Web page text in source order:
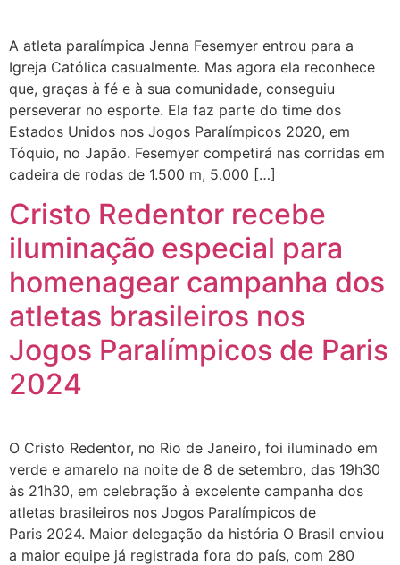
A atleta paralímpica Jenna Fesemyer entrou para a
Igreja Católica casualmente. Mas agora ela reconhece
que, graças à fé e à sua comunidade, conseguiu
perseverar no esporte. Ela faz parte do time dos
Estados Unidos nos Jogos Paralímpicos 2020, em
Tóquio, no Japão. Fesemyer competirá nas corridas em
cadeira de rodas de 1.500 m, 5.000 […]
Cristo Redentor recebe
iluminação especial para
homenagear campanha dos
atletas brasileiros nos
Jogos Paralímpicos de Paris
2024
O Cristo Redentor, no Rio de Janeiro, foi iluminado em
verde e amarelo na noite de 8 de setembro, das 19h30
às 21h30, em celebração à excelente campanha dos
atletas brasileiros nos Jogos Paralímpicos de
Paris 2024. Maior delegação da história O Brasil enviou
a maior equipe já registrada fora do país, com 280